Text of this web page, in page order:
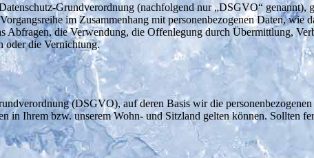
Grundverordnung (nachfolgend nur „DSGVO“ genannt),
im Zusammenhang mit personenbezogenen Daten, wie
Abfragen, die Verwendung, die Offenlegung durch Übermittlung,
oder die Vernichtung.
(DSGVO), auf deren Basis wir die
in Ihrem bzw. unserem Wohn- und Sitzland gelten können. Sollten